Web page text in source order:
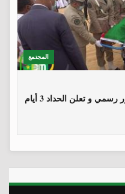
المجتمع
موريتانيا تودع الرئيس الأسبق بحضور رسمي و تعلن الحداد 3 أيام